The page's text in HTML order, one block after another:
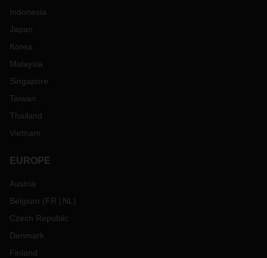
Indonesia
Japan
Korea
Malaysia
Singapore
Taiwan
Thailand
Vietnam
EUROPE
Austria
Belgium (FR NL )
Czech Republic
Denmark
Finland